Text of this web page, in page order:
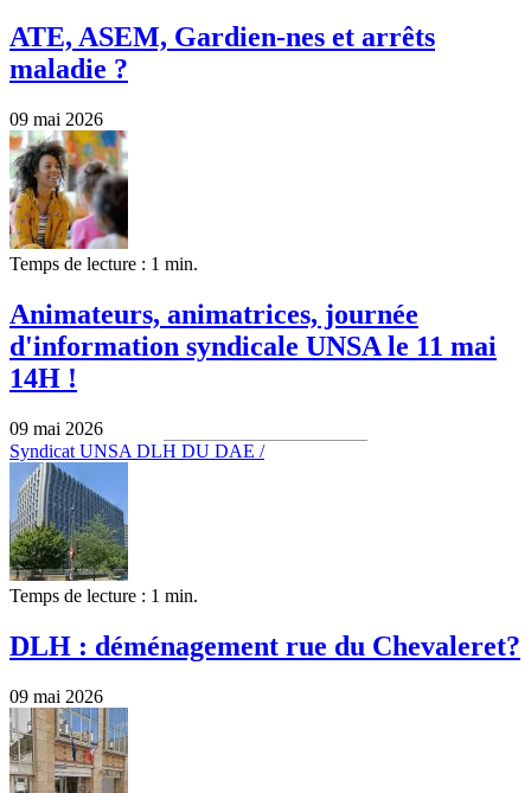
ATE, ASEM, Gardien-nes et arrêts
maladie ?
09 mai 2026
Temps de lecture : 1 min.
Animateurs, animatrices, journée
d'information syndicale UNSA le 11 mai
14H !
09 mai 2026
Syndicat UNSA DLH DU DAE /
Temps de lecture : 1 min.
DLH : déménagement rue du Chevaleret?
09 mai 2026